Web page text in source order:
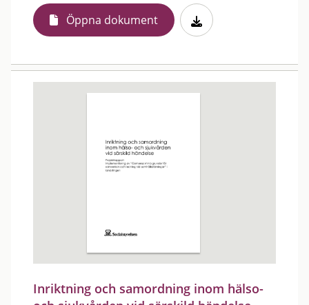
Öppna dokument
Inriktning och samordning inom hälso-